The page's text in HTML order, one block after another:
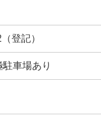
登記）
車場あり